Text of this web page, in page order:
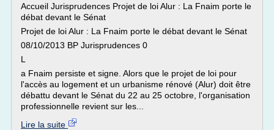
Accueil Jurisprudences Projet de loi Alur : La Fnaim porte le
débat devant le Sénat
Projet de loi Alur : La Fnaim porte le débat devant le Sénat
08/10/2013 BP Jurisprudences 0
L
a Fnaim persiste et signe. Alors que le projet de loi pour
l'accès au logement et un urbanisme rénové (Alur) doit être
débattu devant le Sénat du 22 au 25 octobre, l'organisation
professionnelle revient sur les...
Lire la suite